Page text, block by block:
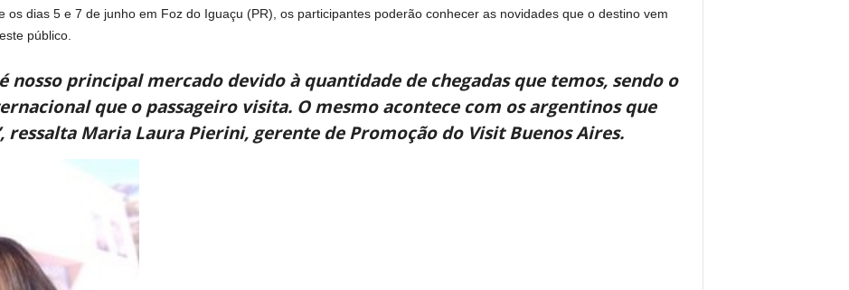
os dias 5 e 7 de junho em Foz do Iguaçu (PR), os participantes poderão conhecer as novidades que o destino vem
público.
nosso principal mercado devido à quantidade de chegadas que temos, sendo o
que o passageiro visita. O mesmo acontece com os argentinos que
ressalta Maria Laura Pierini, gerente de Promoção do Visit Buenos Aires.